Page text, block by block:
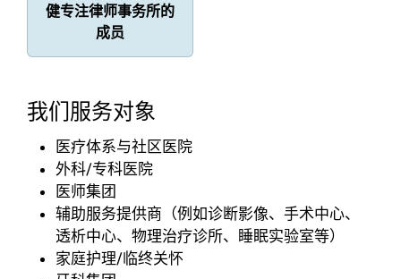
健专注律师事务所的
成员
我们服务对象
医疗体系与社区医院
外科/专科医院
医师集团
辅助服务提供商（例如诊断影像、手术中心、
透析中心、物理治疗诊所、睡眠实验室等）
家庭护理/临终关怀